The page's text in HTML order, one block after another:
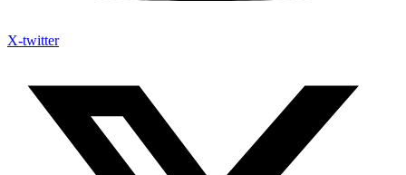
X-twitter